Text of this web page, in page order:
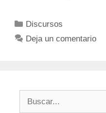
Discursos
Deja un comentario